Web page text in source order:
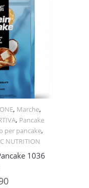
, Marche,
, Pancake
per pancake,
NUTRITION
1036